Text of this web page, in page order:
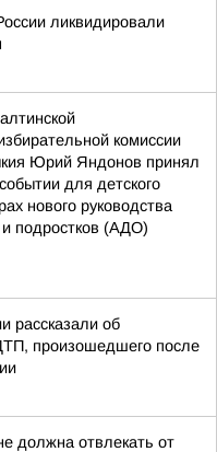
ликвидировали
комиссии
Юрий Яндонов принял
для детского
нового руководства
подростков (АДО)
рассказали об
произошедшего после
должна отвлекать от